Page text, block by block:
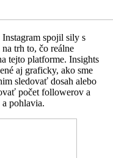
Instagram spojil sily s
trh to, čo reálne
tejto platforme. Insights
aj graficky, ako sme
sledovať dosah alebo
počet followerov a
pohlavia.